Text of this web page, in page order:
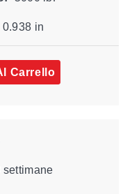
0.938 in
Carrello
settimane